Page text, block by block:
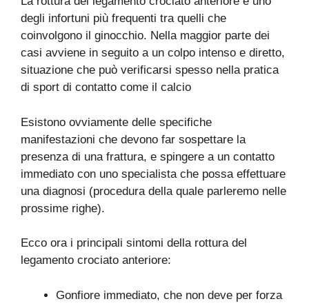
degli infortuni più frequenti tra quelli che
coinvolgono il ginocchio. Nella maggior parte dei
casi avviene in seguito a un colpo intenso e diretto,
situazione che può verificarsi spesso nella pratica
di sport di contatto come il calcio
Esistono ovviamente delle specifiche
manifestazioni che devono far sospettare la
presenza di una frattura, e spingere a un contatto
immediato con uno specialista che possa effettuare
una diagnosi (procedura della quale parleremo nelle
prossime righe).
Ecco ora i principali sintomi della rottura del
legamento crociato anteriore:
Gonfiore immediato, che non deve per forza